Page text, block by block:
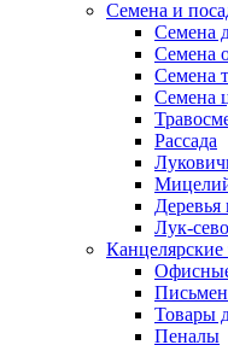
Семена и
Семена
Семена
Семена
Семена
Рассада
Деревья
Лук-
Товары
Пеналы